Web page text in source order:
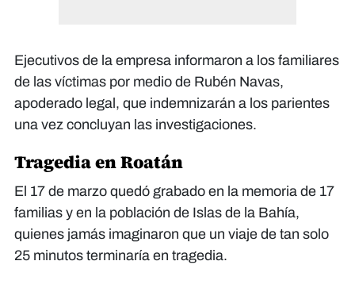
Ejecutivos de la empresa informaron a los familiares
de las víctimas por medio de Rubén Navas,
apoderado legal, que indemnizarán a los parientes
una vez concluyan las investigaciones.
Tragedia en Roatán
El 17 de marzo quedó grabado en la memoria de 17
familias y en la población de Islas de la Bahía,
quienes jamás imaginaron que un viaje de tan solo
25 minutos terminaría en tragedia.